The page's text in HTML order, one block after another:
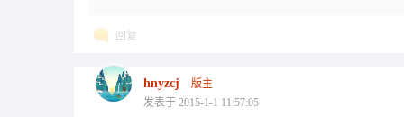
回复
hnyzcj
版主
发表于 2015-1-1 11:57:05